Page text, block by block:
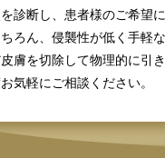
診断し、患者様のご希望
ろん、侵襲性が低く手軽
膚を切除して物理的に引
気軽にご相談ください。